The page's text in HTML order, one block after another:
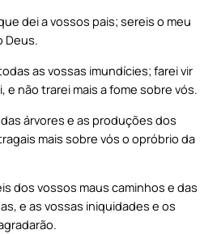
dei a vossos pais; sereis o meu
Deus.
as vossas imundícies; farei vir
e não trarei mais a fome sobre vós.
árvores e as produções dos
mais sobre vós o opróbrio da
dos vossos maus caminhos e das
e as vossas iniquidades e os